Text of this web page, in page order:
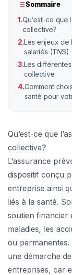
Sommaire
1.Qu’est-ce que
collective?
2.Les enjeux de
salariés (TNS)
3.Les
collective
4.Comment
santé pour
Qu’est-ce que
collective?
L’assurance
dispositif conçu
entreprise ainsi
liés à la santé.
soutien financier
maladies, les
ou permanentes.
une démarche
entreprises, car